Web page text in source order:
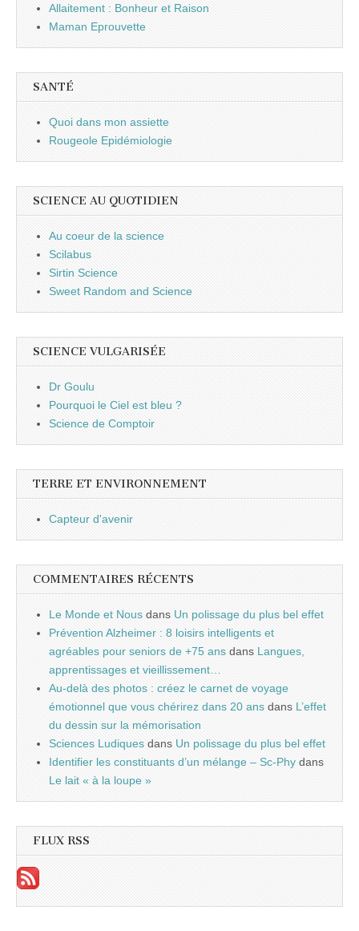
Allaitement : Bonheur et Raison
Maman Eprouvette
SANTÉ
Quoi dans mon assiette
Rougeole Epidémiologie
SCIENCE AU QUOTIDIEN
Au coeur de la science
Scilabus
Sirtin Science
Sweet Random and Science
SCIENCE VULGARISÉE
Dr Goulu
Pourquoi le Ciel est bleu ?
Science de Comptoir
TERRE ET ENVIRONNEMENT
Capteur d'avenir
COMMENTAIRES RÉCENTS
Le Monde et Nous dans Un polissage du plus bel effet
Prévention Alzheimer : 8 loisirs intelligents et
agréables pour seniors de +75 ans dans Langues,
apprentissages et vieillissement…
Au-delà des photos : créez le carnet de voyage
émotionnel que vous chérirez dans 20 ans dans L’effet
du dessin sur la mémorisation
Sciences Ludiques dans Un polissage du plus bel effet
Identifier les constituants d’un mélange – Sc-Phy dans
Le lait « à la loupe »
FLUX RSS